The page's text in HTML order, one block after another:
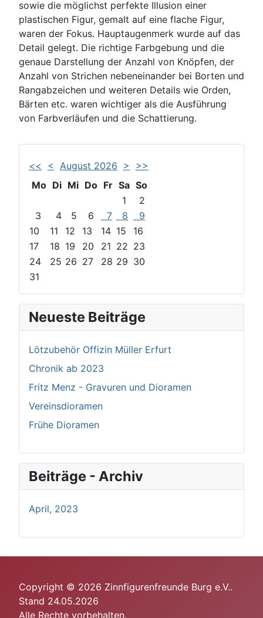
sowie die möglichst perfekte Illusion einer
plastischen Figur, gemalt auf eine flache Figur,
waren der Fokus. Hauptaugenmerk wurde auf das
Detail gelegt. Die richtige Farbgebung und die
genaue Darstellung der Anzahl von Knöpfen, der
Anzahl von Strichen nebeneinander bei Borten und
Rangabzeichen und weiteren Details wie Orden,
Bärten etc. waren wichtiger als die Ausführung
von Farbverläufen und die Schattierung.
<< < August 2026 >
>>
Mo Di Mi Do Fr Sa So
1
2
3
4 5 6 7 8
9
10
11 12 13 14 15
16
17
18 19 20 21 22 23
24
25 26 27 28 29 30
31
Neueste Beiträge
Lötzubehör Offizin Müller Erfurt
Chronik ab 2023
Fritz Menz - Gravuren und Dioramen
Vereinsdioramen
Frühe Dioramen
Beiträge - Archiv
April, 2023
Copyright © 2026 Zinnfigurenfreunde Burg e.V..
Stand 24.05.2026
Alle Rechte vorbehalten.